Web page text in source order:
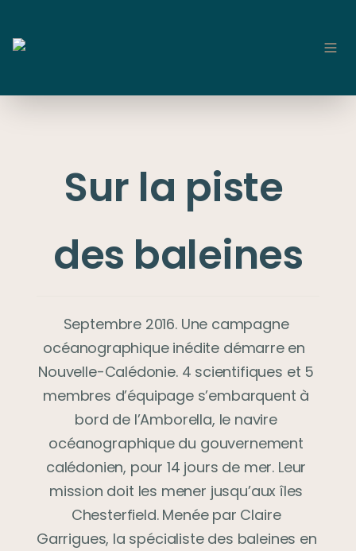
Sur la piste
des baleines
Septembre 2016. Une campagne
océanographique inédite démarre en
Nouvelle-Calédonie. 4 scientifiques et 5
membres d’équipage s’embarquent à
bord de l’Amborella, le navire
océanographique du gouvernement
calédonien, pour 14 jours de mer. Leur
mission doit les mener jusqu’aux îles
Chesterfield. Menée par Claire
Garrigues, la spécialiste des baleines en